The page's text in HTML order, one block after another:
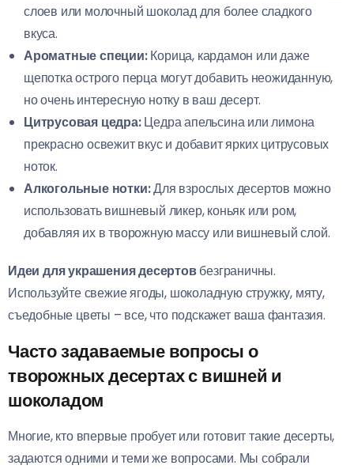
слоев или молочный шоколад для более сладкого
вкуса.
Ароматные специи:Корица, кардамон или даже
щепотка острого перца могут добавить неожиданную,
но очень интересную нотку в ваш десерт.
Цитрусовая цедра:Цедра апельсина или лимона
прекрасно освежит вкус и добавит ярких цитрусовых
ноток.
Алкогольные нотки:Для взрослых десертов можно
использовать вишневый ликер, коньяк или ром,
добавляя их в творожную массу или вишневый слой.
Идеи для украшения десертовбезграничны.
Используйте свежие ягоды, шоколадную стружку, мяту,
съедобные цветы – все, что подскажет ваша фантазия.
Часто задаваемые вопросы о
творожных десертах с вишней и
шоколадом
Многие, кто впервые пробует или готовит такие десерты,
задаются одними и теми же вопросами. Мы собрали